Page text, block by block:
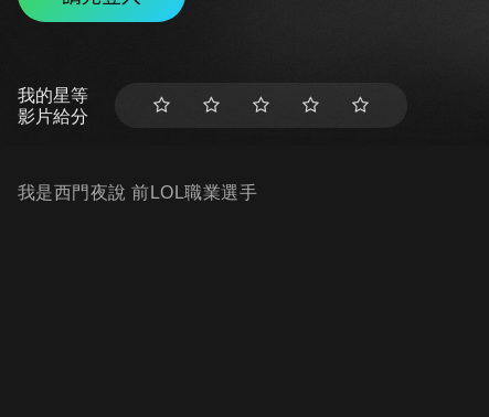
我的星等
影片給分
我是西門夜說 前LOL職業選手